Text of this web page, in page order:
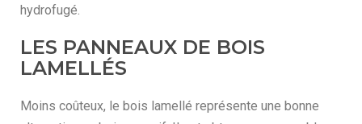
hydrofugé.
LES PANNEAUX DE BOIS
LAMELLÉS
Moins coûteux, le bois lamellé représente une bonne